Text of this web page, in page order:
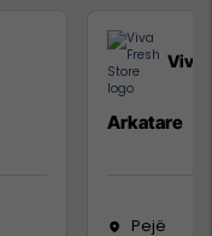
Viva
Arkatare
Pejë